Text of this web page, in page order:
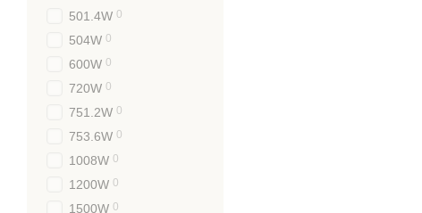
501.4W 0
504W 0
600W 0
720W 0
751.2W 0
753.6W 0
1008W 0
1200W 0
1500W 0